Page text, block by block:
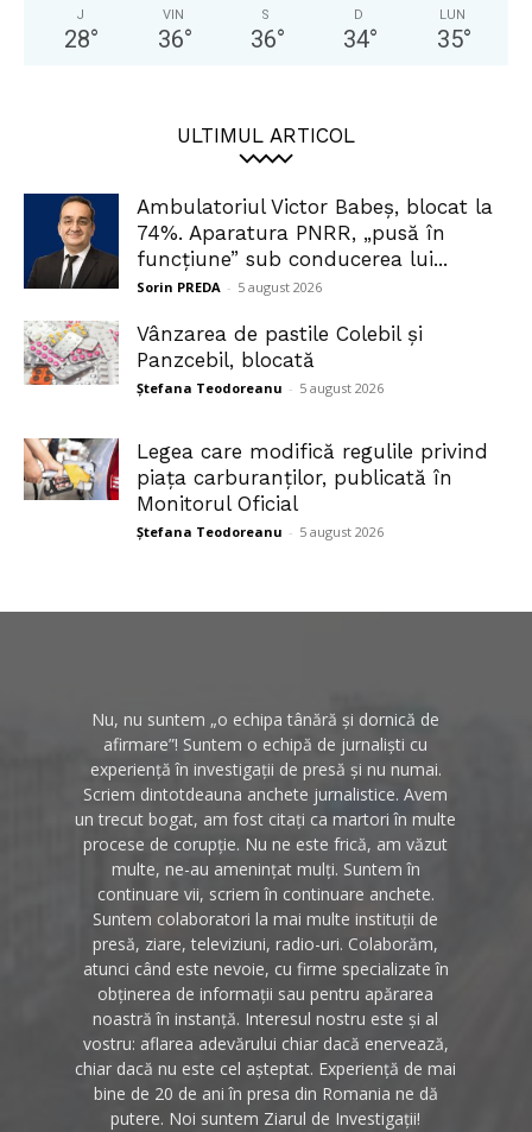
J
28°
VIN
36°
S
36°
D
34°
LUN
35°
ULTIMUL ARTICOL
Ambulatoriul Victor Babeș, blocat la
74%. Aparatura PNRR, „pusă în
funcțiune” sub conducerea lui...
Sorin PREDA - 5 august 2026
Vânzarea de pastile Colebil și
Panzcebil, blocată
Ștefana Teodoreanu - 5 august 2026
Legea care modifică regulile privind
piața carburanților, publicată în
Monitorul Oficial
Ștefana Teodoreanu - 5 august 2026
Nu, nu suntem „o echipa tânără și dornică de
afirmare”! Suntem o echipă de jurnaliști cu
experiență în investigații de presă și nu numai.
Scriem dintotdeauna anchete jurnalistice. Avem
un trecut bogat, am fost citați ca martori în multe
procese de corupție. Nu ne este frică, am văzut
multe, ne-au amenințat mulți. Suntem în
continuare vii, scriem în continuare anchete.
Suntem colaboratori la mai multe instituții de
presă, ziare, televiziuni, radio-uri. Colaborăm,
atunci când este nevoie, cu firme specializate în
obținerea de informații sau pentru apărarea
noastră în instanță. Interesul nostru este și al
vostru: aflarea adevărului chiar dacă enervează,
chiar dacă nu este cel așteptat. Experiență de mai
bine de 20 de ani în presa din Romania ne dă
putere. Noi suntem Ziarul de Investigații!